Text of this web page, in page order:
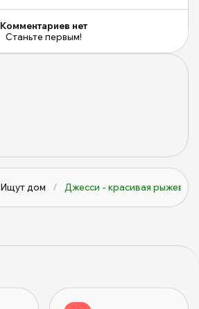
Комментариев нет
Станьте первым!
Ищут дом / Джесси - красивая